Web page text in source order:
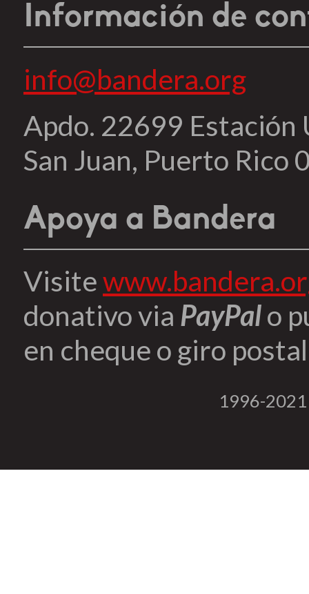
Información de
info@bandera.org
Apdo. 22699 Estación
San Juan, Puerto Rico
Apoya a Bandera
Visite
donativo via PayPalo
en cheque o giro
1996-